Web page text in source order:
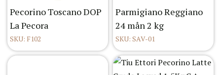
Pecorino Toscano DOP
La Pecora
SKU: F102
Parmigiano Reggiano
24 mån 2 kg
SKU: SAV-01